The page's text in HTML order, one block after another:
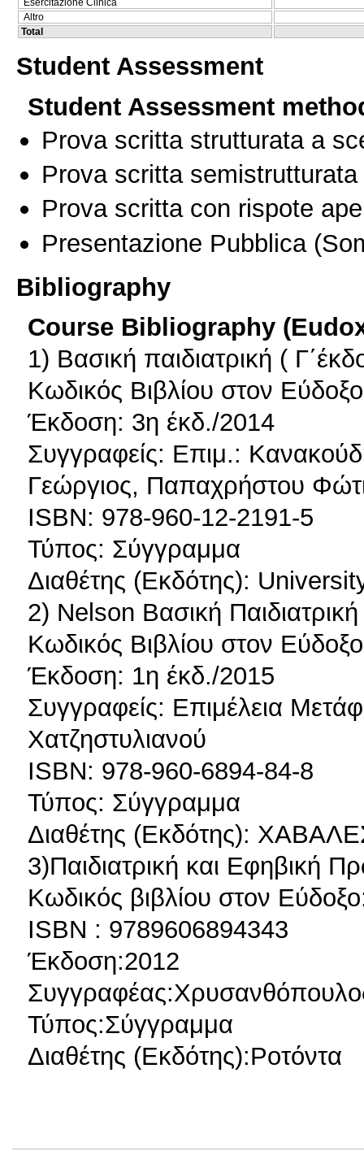
Altro
Total
Student Assessment
Student Assessment
Prova scritta strutturata a
Prova scritta
Prova scritta con rispote
Presentazione Pubblica
Bibliography
Course Bibliography
1) Βασική παιδιατρική (
Κωδικός Βιβλίου στον
Έκδοση: 3η έκδ./2014
Συγγραφείς: Επιμ.:
Γεώργιος, Παπαχρήστου
ISBN: 978-960-12-2191-5
Τύπος: Σύγγραμμα
Διαθέτης (Εκδότης):
2) Nelson Βασική Παιδιατρική
Κωδικός Βιβλίου στον
Έκδοση: 1η έκδ./2015
Συγγραφείς: Επιμέλεια
Χατζηστυλιανού
ISBN: 978-960-6894-84-8
Τύπος: Σύγγραμμα
Διαθέτης (Εκδότης):
3)Παιδιατρική και Εφηβική
Κωδικός βιβλίου στον
ISBN : 9789606894343
Έκδοση:2012
Τύπος:Σύγγραμμα
Διαθέτης (Εκδότης):Ροτόντα